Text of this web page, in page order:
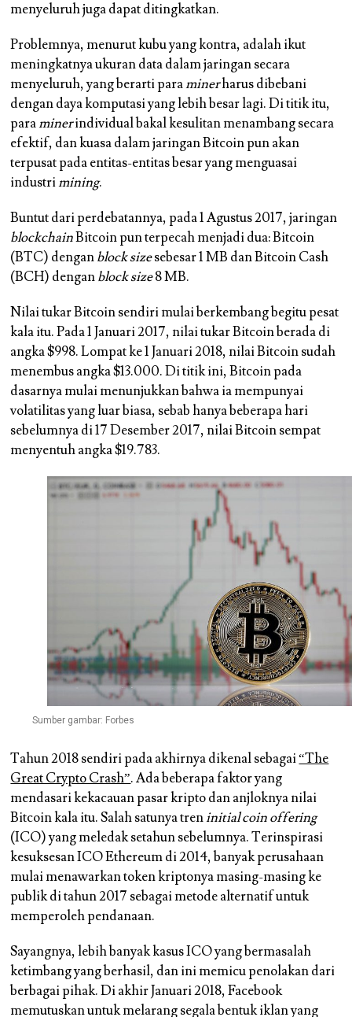
menyeluruh juga dapat ditingkatkan.
Problemnya, menurut kubu yang kontra, adalah ikut
meningkatnya ukuran data dalam jaringan secara
menyeluruh, yang berarti paraminerharus dibebani
dengan daya komputasi yang lebih besar lagi. Di titik itu,
paraminerindividual bakal kesulitan menambang secara
efektif, dan kuasa dalam jaringan Bitcoin pun akan
terpusat pada entitas-entitas besar yang menguasai
industrimining.
Buntut dari perdebatannya, pada 1 Agustus 2017, jaringan
blockchainBitcoin pun terpecah menjadi dua: Bitcoin
(BTC) denganblock sizesebesar 1 MB dan Bitcoin Cash
(BCH) denganblock size8 MB.
Nilai tukar Bitcoin sendiri mulai berkembang begitu pesat
kala itu. Pada 1 Januari 2017, nilai tukar Bitcoin berada di
angka $998. Lompat ke 1 Januari 2018, nilai Bitcoin sudah
menembus angka $13.000. Di titik ini, Bitcoin pada
dasarnya mulai menunjukkan bahwa ia mempunyai
volatilitas yang luar biasa, sebab hanya beberapa hari
sebelumnya di 17 Desember 2017, nilai Bitcoin sempat
menyentuh angka $19.783.
Sumber gambar: Forbes
Tahun 2018 sendiri pada akhirnya dikenal sebagai“The
Great Crypto Crash”. Ada beberapa faktor yang
mendasari kekacauan pasar kripto dan anjloknya nilai
Bitcoin kala itu. Salah satunya treninitial coin offering
(ICO) yang meledak setahun sebelumnya. Terinspirasi
kesuksesan ICO Ethereum di 2014, banyak perusahaan
mulai menawarkan token kriptonya masing-masing ke
publik di tahun 2017 sebagai metode alternatif untuk
memperoleh pendanaan.
Sayangnya, lebih banyak kasus ICO yang bermasalah
ketimbang yang berhasil, dan ini memicu penolakan dari
berbagai pihak. Di akhir Januari 2018, Facebook
memutuskan untuk melarang segala bentuk iklan yang